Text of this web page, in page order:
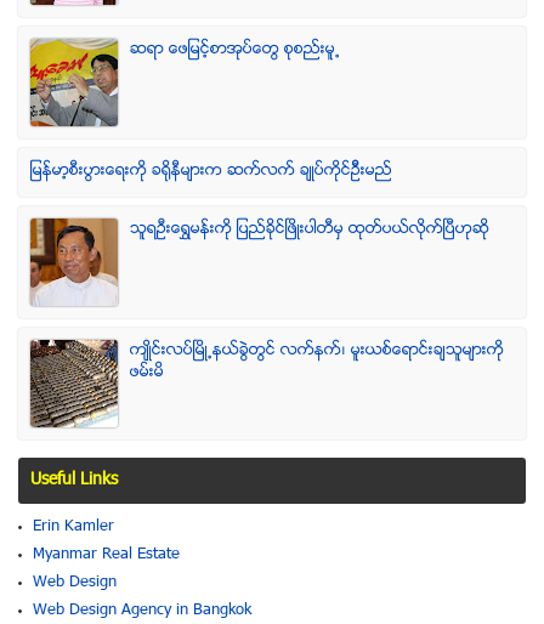
ဆရာ ေဖျမင့္စာအုပ္ေတြ စုစည္းမူ႕
ျမန္မာ့စီးပြားေရးကို ခရိုနီမ်ားက ဆက္လက္ ခ်ဳပ္ကိုင္ဥိီးမည္
သူရဦးေရႊမန္းကို ျပည္ခိုင္ျဖိဳးပါတီမွ ထုတ္ပယ္လိုက္ျပီဟုဆို
က်ဳိင္းလပ္ၿမိဳ႕နယ္ခြဲတြင္ လက္နက္၊ မူးယစ္ေရာင္းခ်သူမ်ားကို
ဖမ္းမိ
Useful Links
Erin Kamler
Myanmar Real Estate
Web Design
Web Design Agency in Bangkok